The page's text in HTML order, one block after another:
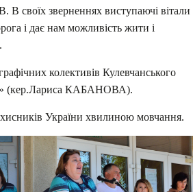
зверненнях виступаючі вітали
і дає нам можливість жити і
колективів Кулевчанського
(кер.Лариса КАБАНОВА).
України хвилиною мовчання.